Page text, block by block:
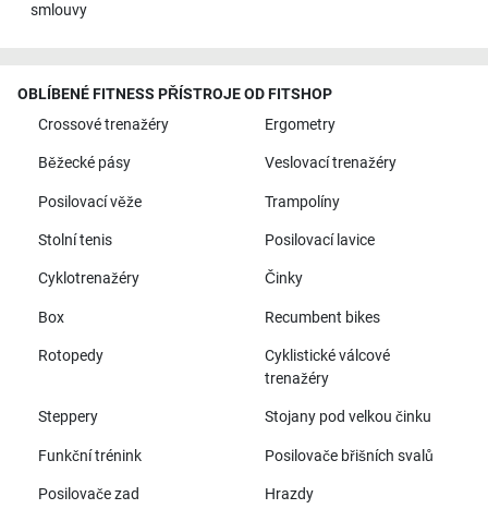
smlouvy
OBLÍBENÉ FITNESS PŘÍSTROJE OD FITSHOP
Crossové trenažéry
Ergometry
Běžecké pásy Veslovací trenažéry
Posilovací věže Trampolíny
Stolní tenis Posilovací lavice
Cyklotrenažéry Činky
Box Recumbent bikes
Rotopedy
Cyklistické válcové
trenažéry
Steppery Stojany pod velkou činku
Funkční trénink Posilovače břišních svalů
Posilovače zad Hrazdy